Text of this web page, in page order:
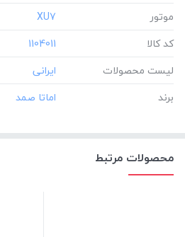
موتور
‎XU7
کد کالا
‎1104011
لیست محصولات
برند
محصولات مرتبط